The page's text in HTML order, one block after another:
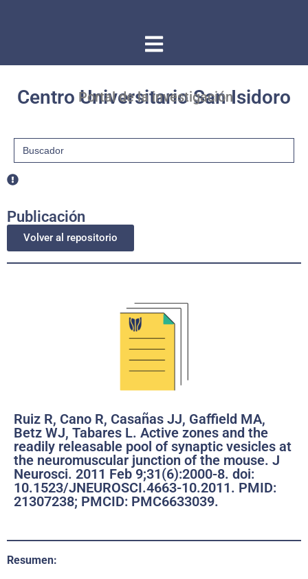
Centro Universitario San Isidoro
Portal de la investigación
Buscar:
Publicación
Volver al repositorio
Ruiz R, Cano R, Casañas JJ, Gaffield MA,
Betz WJ, Tabares L. Active zones and the
readily releasable pool of synaptic vesicles at
the neuromuscular junction of the mouse. J
Neurosci. 2011 Feb 9;31(6):2000-8. doi:
10.1523/JNEUROSCI.4663-10.2011. PMID:
21307238; PMCID: PMC6633039.
Resumen: